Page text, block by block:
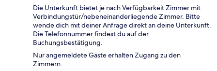
Die Unterkunft bietet je nach Verfügbarkeit Zimmer mit
Verbindungstür/nebeneinanderliegende Zimmer. Bitte
wende dich mit deiner Anfrage direkt an deine Unterkunft.
Die Telefonnummer findest du auf der
Buchungsbestätigung.
Nur angemeldete Gäste erhalten Zugang zu den
Zimmern.